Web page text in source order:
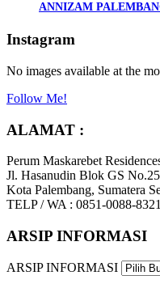
ANNIZAM
Instagram
No images available at the
Follow Me!
ALAMAT :
Perum Maskarebet
Jl. Hasanudin Blok GS
Kota Palembang, Sumatera
TELP / WA : 0851-0088-8321
ARSIP INFORMASI
ARSIP INFORMASI